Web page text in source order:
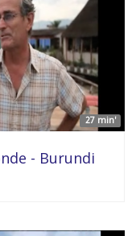
27 min'
- Burundi